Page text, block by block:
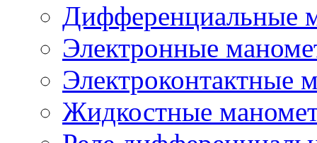
Дифференциальные
Электронные
Электроконтактные
Жидкостные